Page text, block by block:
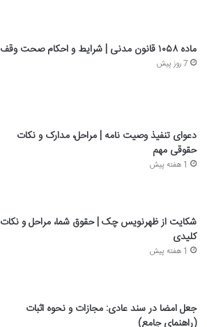
ماده ۱۰۵۸ قانون مدنی | شرایط و احکام صحت وقف
7 روز پیش
دعوای تنفیذ وصیت نامه | مراحل، مدارک و نکات
حقوقی مهم
1 هفته پیش
شکایت از ظهرنویس چک | حقوق شما، مراحل و نکات
کلیدی
1 هفته پیش
جعل امضا در سند عادی: مجازات و نحوه اثبات